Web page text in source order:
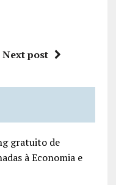
Next post
gratuito de
à Economia e